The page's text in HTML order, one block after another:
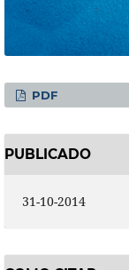
PDF
PUBLICADO
31-10-2014